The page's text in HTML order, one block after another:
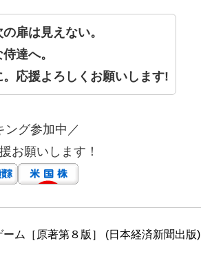
扉は見えない。
達へ。
応援よろしくお願いします!
ング参加中／
お願いします！
ーム［原著第８版］ (日本経済新聞出版)